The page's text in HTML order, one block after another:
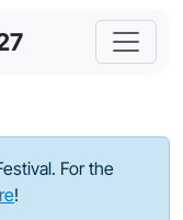
For the
!